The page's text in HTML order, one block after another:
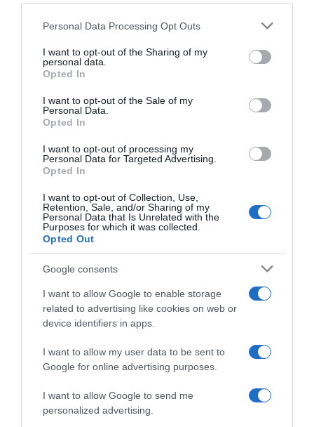
Please note that this website/app uses one or more Google
not limited to your visit or usage behaviour. You may click to
grant or deny consent to Google and its third-party tags to
use your data for below specified purposes in below Google
consent section.
Personal Data Processing Opt Outs
I want to opt-out of the Sharing of my
personal data.
Opted In
I want to opt-out of the Sale of my
Personal Data.
Opted In
I want to opt-out of processing my
Personal Data for Targeted Advertising.
Opted In
I want to opt-out of Collection, Use,
Retention, Sale, and/or Sharing of my
Personal Data that Is Unrelated with the
Purposes for which it was collected.
Opted Out
Google consents
I want to allow Google to enable storage
related to advertising like cookies on web or
device identifiers in apps.
I want to allow my user data to be sent to
Google for online advertising purposes.
I want to allow Google to send me
personalized advertising.
Αμερική όπου βρισκόταν σε κέντρο αποκατάστασης στο
Μαϊάμι
Μπεν Άφλεκ: Κέρδισε 1 εκατ. δολάρια
εκατομμυριούχος” – Δείτε βίντεο με
Τα χρήματα θα διατεθούν σε μη κερδοσκοπική οργάνωση